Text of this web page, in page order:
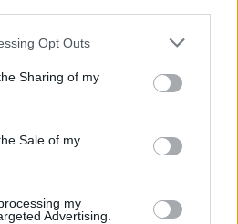
Opt Outs
Sharing of my
Sale of my
my
Advertising.